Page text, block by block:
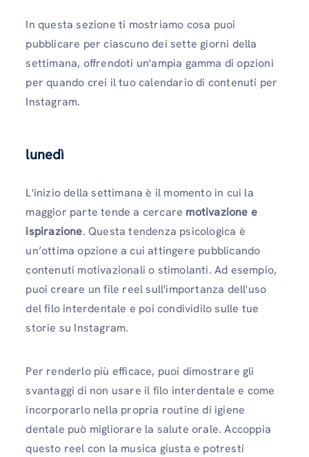
In questa sezione ti mostriamo cosa puoi
pubblicare per ciascuno dei sette giorni della
settimana, offrendoti un'ampia gamma di opzioni
per quando crei il tuo calendario di contenuti per
Instagram.
lunedì
L'inizio della settimana è il momento in cui la
maggior parte tende a cercare motivazione e
ispirazione. Questa tendenza psicologica è
un’ottima opzione a cui attingere pubblicando
contenuti motivazionali o stimolanti. Ad esempio,
puoi creare un file reel sull'importanza dell'uso
del filo interdentale e poi condividilo sulle tue
storie su Instagram.
Per renderlo più efficace, puoi dimostrare gli
svantaggi di non usare il filo interdentale e come
incorporarlo nella propria routine di igiene
dentale può migliorare la salute orale. Accoppia
questo reel con la musica giusta e potresti